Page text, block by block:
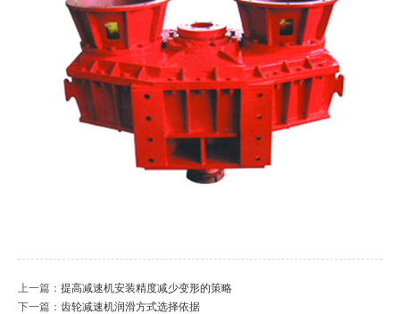
上一篇： 提高减速机安装精度减少变形的策略
下一篇： 齿轮减速机润滑方式选择依据